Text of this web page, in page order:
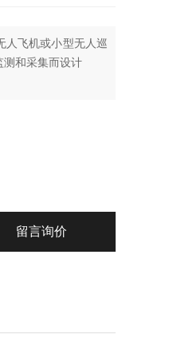
人飞机或小型无人巡
测和采集而设计
留言询价